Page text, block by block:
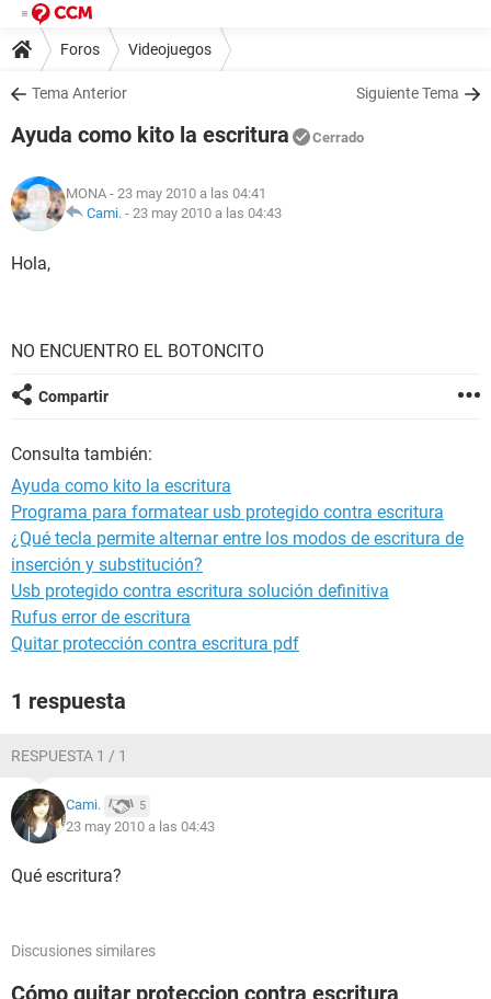
Foros Videojuegos
Tema Anterior Siguiente Tema
Ayuda como kito la escritura Cerrado
MONA - 23 may 2010 a las 04:41
Cami. - 23 may 2010 a las 04:43
Hola,
NO ENCUENTRO EL BOTONCITO
Compartir
Consulta también:
Ayuda como kito la escritura
Programa para formatear usb protegido contra escritura
¿Qué tecla permite alternar entre los modos de escritura de
inserción y substitución?
Usb protegido contra escritura solución definitiva
Rufus error de escritura
Quitar protección contra escritura pdf
1 respuesta
RESPUESTA 1 / 1
Cami. 5
23 may 2010 a las 04:43
Qué escritura?
Discusiones similares
Cómo quitar proteccion contra escritura